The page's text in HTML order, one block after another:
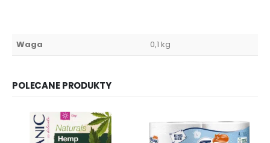
Waga 0,1 kg
POLECANE PRODUKTY